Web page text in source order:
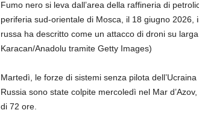
Fumo nero si leva dall’area della raffineria di
periferia sud-orientale di Mosca, il 18 giugno
russa ha descritto come un attacco di droni su larga
Karacan/Anadolu tramite Getty Images)
Martedì, le forze di sistemi senza pilota
Russia sono state colpite mercoledì nel Mar
di 72 ore.